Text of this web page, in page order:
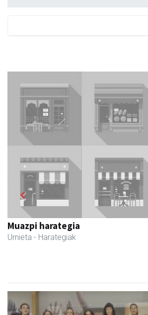
Urnietako Udala
Urnieta - Udaletxeak
Previous